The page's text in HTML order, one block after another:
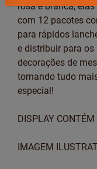
rosa e branca,
com 12 pacotes
para rápidos
e distribuir para os
decorações de
tornando tudo
especial!
DISPLAY
IMAGEM